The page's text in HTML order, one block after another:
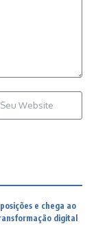
e chega ao
digital